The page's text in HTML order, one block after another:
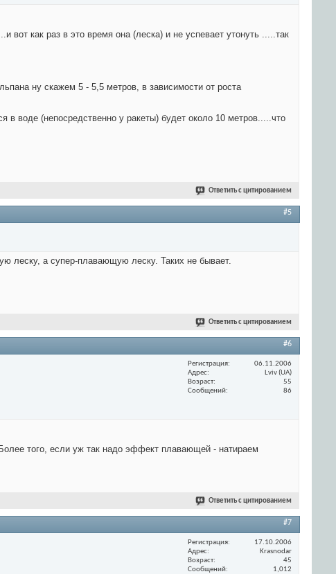
как раз в это время она (леска) и не успевает утонуть .....так
ну скажем 5 - 5,5 метров, в зависимости от роста
в воде (непосредственно у ракеты) будет около 10 метров.....что
Ответить с цитированием
#5
леску, а супер-плавающую леску. Таких не бывает.
Ответить с цитированием
#6
Регистрация
06.11.2006
Адрес
Lviv (UA)
Возраст
55
Сообщений
86
того, если уж так надо эффект плавающей - натираем
Ответить с цитированием
#7
Регистрация
17.10.2006
Адрес
Krasnodar
Возраст
45
Сообщений
1,012